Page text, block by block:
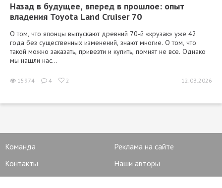
Назад в будущее, вперед в прошлое: опыт
владения Toyota Land Cruiser 70
О том, что японцы выпускают древний 70-й «крузак» уже 42
года без существенных изменений, знают многие. О том, что
такой можно заказать, привезти и купить, помнят не все. Однако
мы нашли нас...
15974 4 2 12.03.2026
Команда
Реклама на сайте
Контакты
Наши авторы